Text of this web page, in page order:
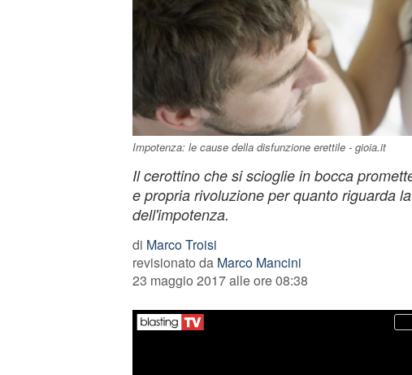
Impotenza: le cause della disfunzione erettile - gioia.it
Il cerottino che si scioglie in bocca
e propria rivoluzione per quanto riguarda
dell'impotenza.
di Marco Troisi
revisionato da Marco Mancini
23 maggio 2017 alle ore 08:38